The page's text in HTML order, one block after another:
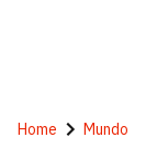
Home Mundo